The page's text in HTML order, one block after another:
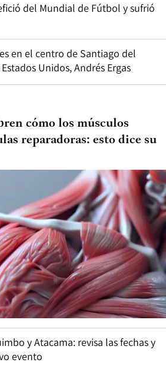
del Mundial de Fútbol y sufrió
en el centro de Santiago del
Unidos, Andrés Ergas
cómo los músculos
reparadoras: esto dice su
y Atacama: revisa las fechas y
evento